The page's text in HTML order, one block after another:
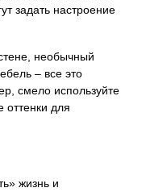
задать настроение
необычный
– все это
смело используйте
для
жизнь и